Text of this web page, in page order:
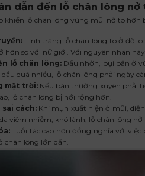
dẫn đến lỗ chân lông nở
khiến lỗ chân lông vùng mũi nở to
Tình trạng lỗ chân lông to ở đời
hơn so với nữ giới. Với nguyên nhân
lỗ chân lông:Dầu nhờn, bụi bẩn ở
dầu quá nhiều, lỗ chân lông phải ngày
mặt trời:Nếu bạn thường xuyên phải
lỗ chân lông bị nới rộng hơn.
sai cách:Khi mụn xuất hiện ở mũi,
viêm nhiễm, khó lành, lỗ chân lông nở
Tuổi tác cao hơn đồng nghĩa với việc
chân lông lớn dần.